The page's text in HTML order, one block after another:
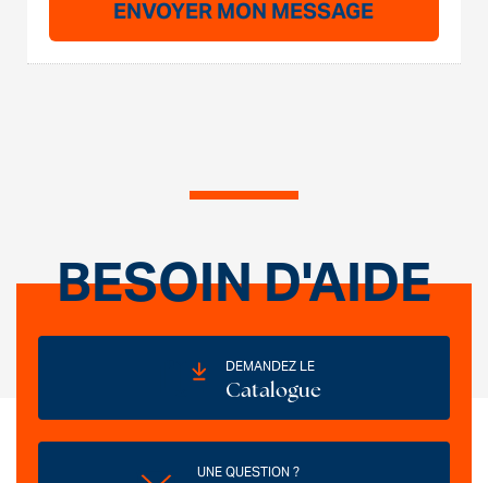
BESOIN D'AIDE
DEMANDEZ LE
Catalogue
UNE QUESTION ?